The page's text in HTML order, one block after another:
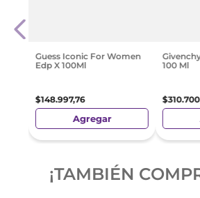
Guess Iconic For Women
Edp X 100Ml
$148.997,76
Agregar
100 Ml
$310.700
¡TAMBIÉN